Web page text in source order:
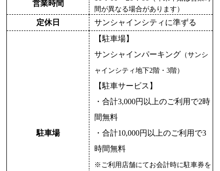
営業時間
間が異なる場合があります）
定休日 サンシャインシティに準ずる
駐車場
【駐車場】
サンシャインパーキング （サンシ
ャインシティ地下2階・3階）
【駐車サービス】
・合計3,000円以上のご利用で2時
間無料
・合計10,000円以上のご利用で3
時間無料
※ご利用店舗にてお会計時に駐車券を